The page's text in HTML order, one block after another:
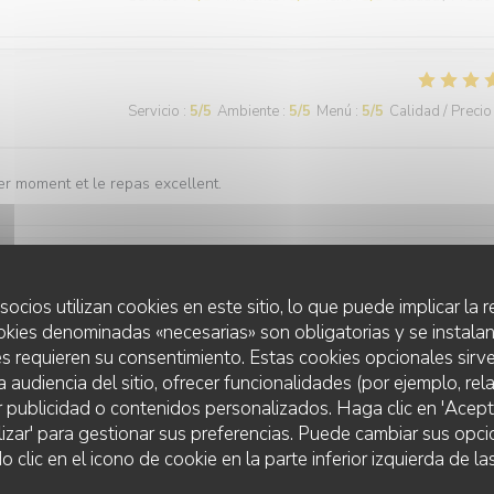
utilizan cookies en este sitio, lo que puede implicar la
denominadas «necesarias» son obligatorias y se
requieren su consentimiento. Estas cookies opcionales
audiencia del sitio, ofrecer funcionalidades (por ejemplo,
publicidad o contenidos personalizados. Haga clic en
para gestionar sus preferencias. Puede cambiar sus
clic en el icono de cookie en la parte inferior izquierda de
Servicio : 5/5 Ambiente : 5/5 Menú : 5/5 Calidad / Precio
moment et le repas excellent.
Servicio :5/5 Ambiente 5/5 Menú: 5/5 Calidad / Precio
Menu délicieux Cuisine recherchée mélange des goûts agréable